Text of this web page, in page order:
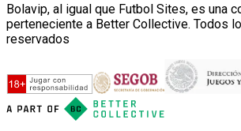
Bolavip, al igual que Futbol Sites, es una
perteneciente a Better Collective. Todos
reservados